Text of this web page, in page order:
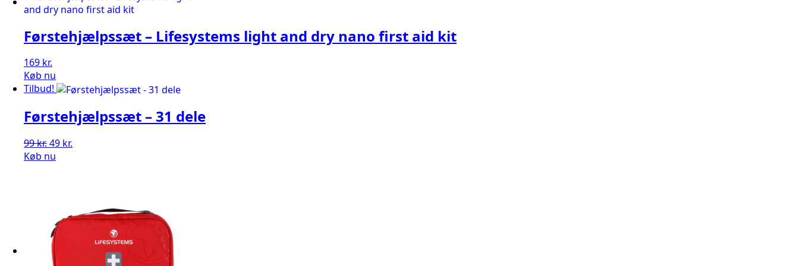
Førstehjælpssæt – Lifesystems light and dry nano first aid kit
169 kr.
Køb nu
Tilbud!
Førstehjælpssæt – 31 dele
99kr.Den
oprindelige
49 kr.
Køb nu